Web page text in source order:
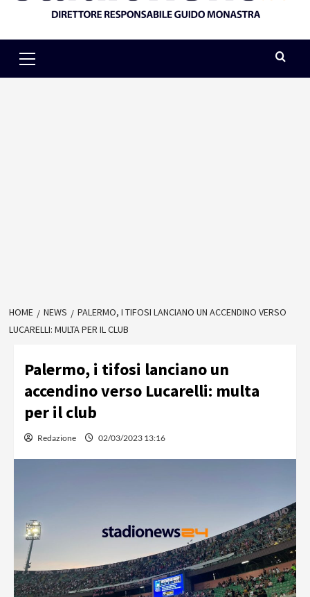
Menu
HOME NEWS
PALERMO, I TIFOSI LANCIANO UN ACCENDINO VERSO
LUCARELLI: MULTA PER IL CLUB
Palermo, i tifosi lanciano un
accendino verso Lucarelli: multa
per il club
Redazione 02/03/2023 13:16